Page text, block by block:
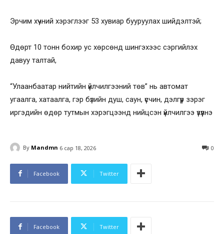
Эрчим хүчний хэрэглээг 53 хувиар бууруулах шийдэлтэй;
Өдөрт 10 тонн бохир ус хөрсөнд шингэхээс сэргийлэх
давуу талтай,
“Улаанбаатар нийтийн үйлчилгээний төв” нь автомат
угаалга, хатаалга, гэр бүлийн душ, саун, үсчин, дэлгүүр зэрэг
иргэдийн өдөр тутмын хэрэгцээнд нийцсэн үйлчилгээ үзүүлнэ
By Mandmn 6 сар 18, 2026 0
Facebook Twitter
Facebook Twitter